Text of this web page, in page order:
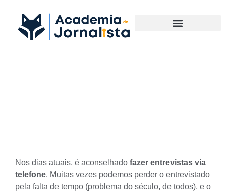
Nos dias atuais, é aconselhado fazer entrevistas via
telefone. Muitas vezes podemos perder o entrevistado
pela falta de tempo (problema do século, de todos), e o